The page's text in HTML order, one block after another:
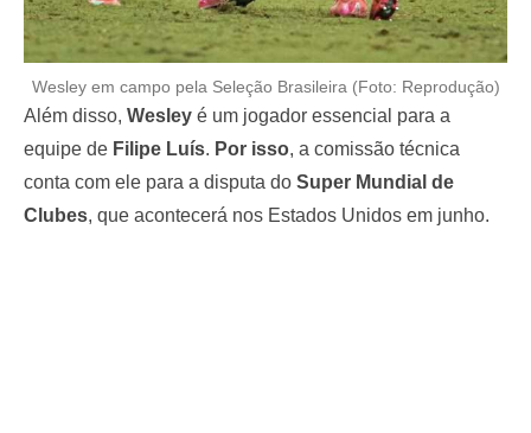
Wesley em campo pela Seleção Brasileira (Foto: Reprodução)
Além disso, Wesley é um jogador essencial para a
equipe de Filipe Luís. Por isso, a comissão técnica
conta com ele para a disputa do Super Mundial de
Clubes, que acontecerá nos Estados Unidos em junho.